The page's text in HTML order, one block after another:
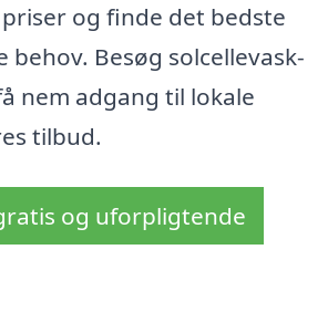
og finde det bedste
behov. Besøg solcellevask-
nem adgang til lokale
tilbud.
og uforpligtende